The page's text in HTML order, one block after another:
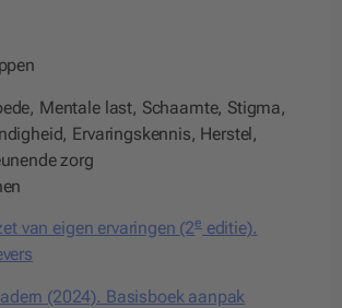
Mentale last, Schaamte, Stigma,
Ervaringskennis, Herstel,
zorg
van eigen ervaringen (2eeditie).
(2024). Basisboek aanpak